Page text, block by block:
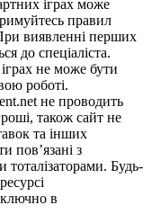
іграх може
правил
виявленні перших
до спеціаліста.
не може бути
роботі.
не проводить
також сайт не
та інших
пов’язані з
тоталізаторами. Будь-
в